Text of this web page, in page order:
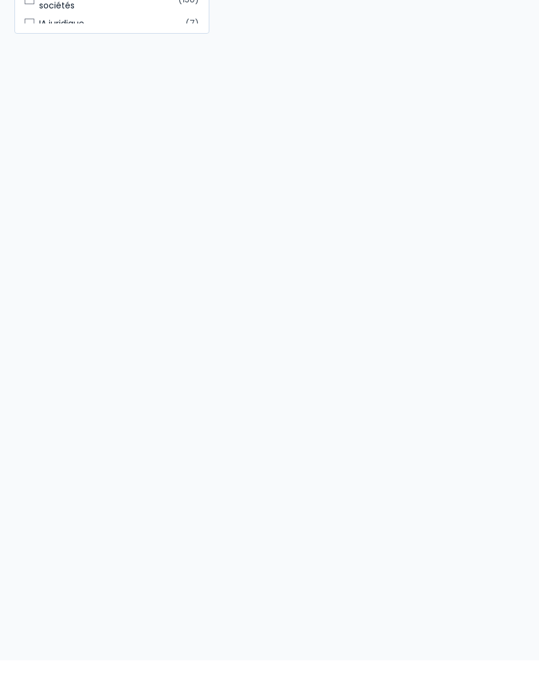
sociétés
IA juridique
7